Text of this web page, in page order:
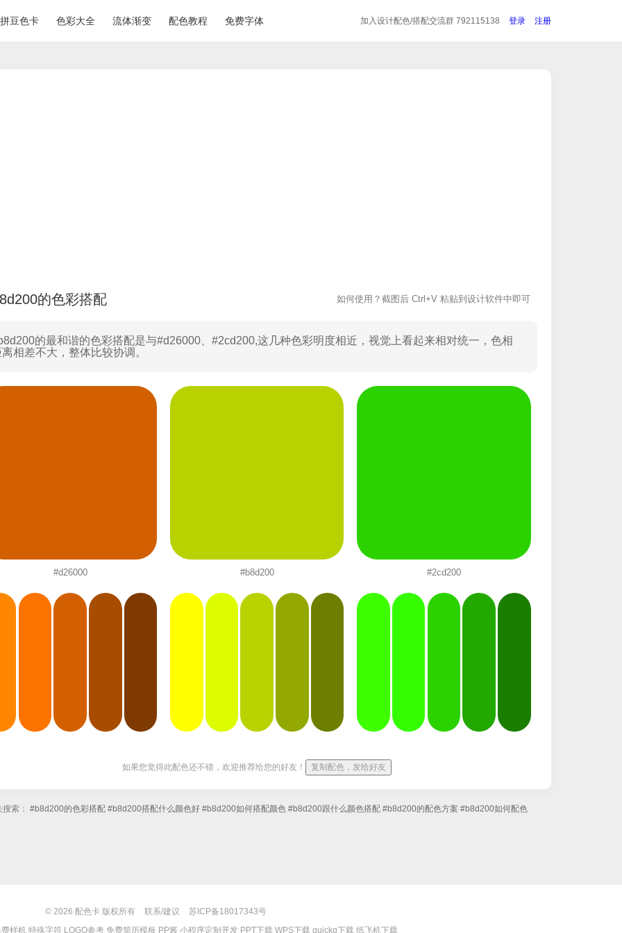
拼豆色卡 色彩大全 流体渐变 配色教程 免费字体 加入设计配色/搭配交流群 792115138 登录 注册
的色彩搭配 如何使用？截图后 Ctrl+V 粘贴到设计软件中即可
的最和谐的色彩搭配是与#d26000、 #2cd200,这几种色彩明度相近，视觉上看起来相对统一，色相
相差不大，整体比较协调。
#d26000 #b8d200 #2cd200
如果您觉得此配色还不错，欢迎推荐给您的好友！ 复制配色，发给好友
搜索：#b8d200的色彩搭配 #b8d200搭配什么颜色好 #b8d200如何搭配颜色 #b8d200跟什么颜色搭配 #b8d200的配色方案 #b8d200如何配色
© 2026 配色卡版权所有 联系/建议
苏ICP备18017343号
样机 特殊字符 LOGO参考 免费简历模板 PP酱 小程序定制开发 PPT下载 WPS下载 quickq下载 纸飞机下载